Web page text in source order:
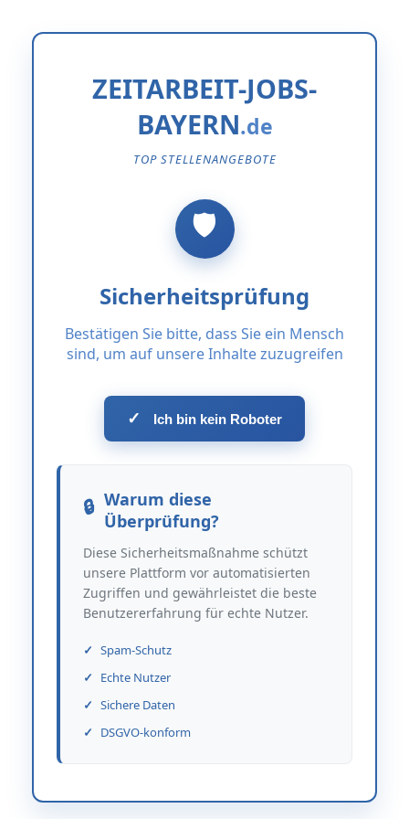
ZEITARBEIT-JOBS-
BAYERN
TOP STELLENANGEBOTE
Sicherheitsprüfung
Bestätigen Sie bitte, dass Sie ein Mensch
sind, um auf unsere Inhalte zuzugreifen
✓ Ich bin kein Roboter
Warum diese
Überprüfung?
Diese Sicherheitsmaßnahme schützt
unsere Plattform vor automatisierten
Zugriffen und gewährleistet die beste
Benutzererfahrung für echte Nutzer.
Spam-Schutz
Echte Nutzer
Sichere Daten
DSGVO-konform